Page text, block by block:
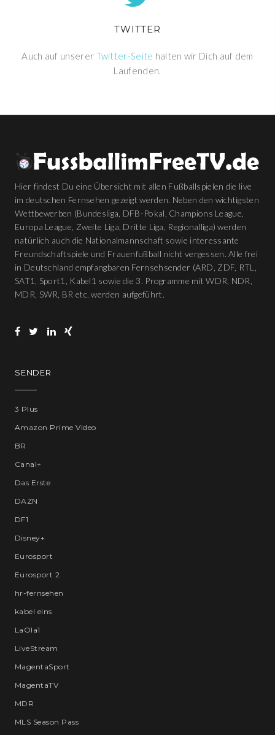
TWITTER
Auch auf unserer Twitter-Seite halten wir Dich auf dem
Laufenden.
Hier findest Du eine Übersicht mit allen Fußballspielen die live
im deutschen Fernsehen gezeigt werden. Neben den wichtigsten
Wettbewerben (Bundesliga, DFB-Pokal, Champions League,
Europa League, Zweite Liga, Dritte Liga, Regionalliga) werden
natürlich auch die Nationalmannschaft sowie interessante
Freundschaftspiele und Frauenfußball nicht vergessen. Alle frei
in Deutschland empfangbaren Fernsehsender (ARD, ZDF, RTL,
SAT1, Sport1, Kabel1 sowie die 3. Programme mit WDR, NDR,
MDR, SWR, BR etc. werden aufgeführt.
SENDER
3 Plus
Amazon Prime Video
BR
Canal+
Das Erste
DAZN
DF1
Disney+
Eurosport
Eurosport 2
hr-fernsehen
kabel eins
LaOla1
LiveStream
MagentaSport
MagentaTV
MDR
MLS Season Pass